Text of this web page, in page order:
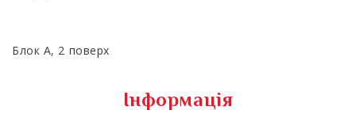
Блок А, 2 поверх
Інформація